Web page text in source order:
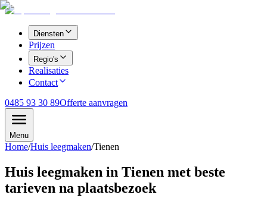
Diensten
Prijzen
Regio's
Realisaties
Contact
0485 93 30 89Offerte aanvragen
Menu
Home/Huis leegmaken/Tienen
Huis leegmaken in Tienen met beste
tarieven na plaatsbezoek